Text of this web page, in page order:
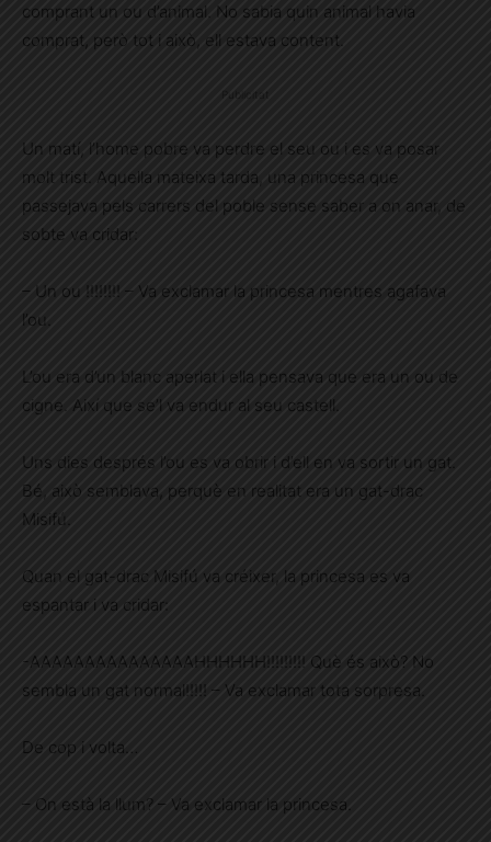
comprant un ou d’animal. No sabia quin animal havia
comprat, però tot i això, ell estava content.
Publicitat
Un matí, l’home pobre va perdre el seu ou i es va posar
molt trist. Aquella mateixa tarda, una princesa que
passejava pels carrers del poble sense saber a on anar, de
sobte va cridar:
– Un ou !!!!!!!! – Va exclamar la princesa mentres agafava
l’ou.
L’ou era d’un blanc aperlat i ella pensava que era un ou de
cigne. Així que se’l va endur al seu castell.
Uns dies després l’ou es va obrir i d’ell en va sortir un gat.
Bé, això semblava, perquè en realitat era un gat-drac
Misifú.
Quan el gat-drac Misifú va créixer, la princesa es va
espantar i va cridar:
-AAAAAAAAAAAAAAAHHHHHH!!!!!!!!! Què és això? No
sembla un gat normal!!!!! – Va exclamar tota sorpresa.
De cop i volta…
– On està la llum? – Va exclamar la princesa.